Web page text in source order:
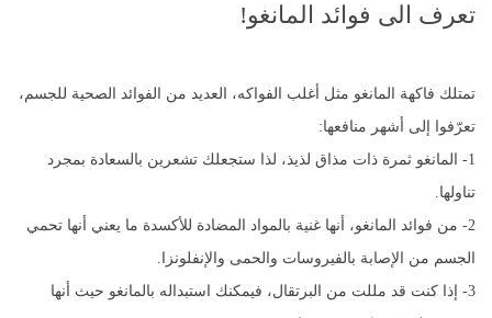
تعرف الى فوائد المانغو!
تمتلك فاكهة المانغو مثل أغلب الفواكه، العديد من الفوائد الصحية للجسم،
تعرّفوا إلى أشهر منافعها:
1- المانغو ثمرة ذات مذاق لذيذ، لذا ستجعلك تشعرين بالسعادة بمجرد
تناولها.
2- من فوائد المانغو، أنها غنية بالمواد المضادة للأكسدة ما يعني أنها تحمي
الجسم من الإصابة بالفيروسات والحمى والإنفلونزا.
3- إذا كنت قد مللت من البرتقال، فيمكنك استبداله بالمانغو حيث أنها